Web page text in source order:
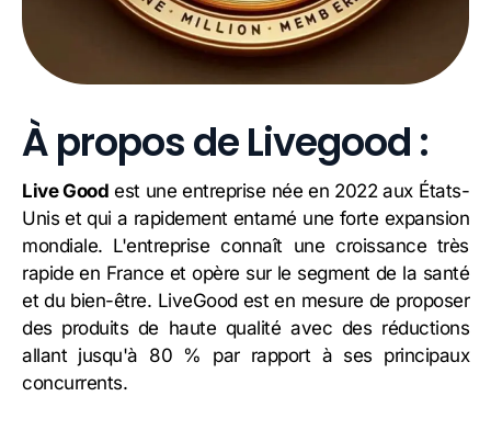
À propos de Livegood :
Live Good est une entreprise née en 2022 aux États-
Unis et qui a rapidement entamé une forte expansion
mondiale. L'entreprise connaît une croissance très
rapide en France et opère sur le segment de la santé
et du bien-être. LiveGood est en mesure de proposer
des produits de haute qualité avec des réductions
allant jusqu'à 80 % par rapport à ses principaux
concurrents.